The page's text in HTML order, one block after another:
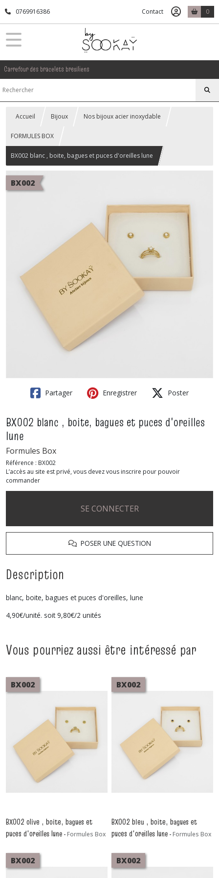
0769916386 Contact 0
Carrefour des bracelets bresiliens
Accueil Bijoux Nos bijoux acier inoxydable
FORMULES BOX
BX002 blanc , boite, bagues et puces d'oreilles lune
BX002
Partager Enregistrer Poster
BX002 blanc , boite, bagues et puces d'oreilles
lune
Formules Box
Référence : BX002
L’accès au site est privé, vous devez vous inscrire pour pouvoir
commander
SE CONNECTER
POSER UNE QUESTION
Description
blanc, boite, bagues et puces d'oreilles, lune
4,90€/unité. soit 9,80€/2 unités
Vous pourriez aussi être intéressé par
BX002
BX002 olive , boite, bagues et
puces d'oreilles lune -Formules Box
BX002
BX002 bleu , boite, bagues et
puces d'oreilles lune -Formules Box
BX002 BX002